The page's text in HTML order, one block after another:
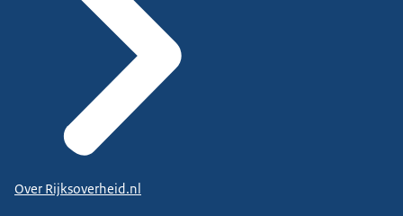
Over Rijksoverheid.nl